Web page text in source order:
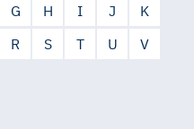
G H I J
K
R S T U
V